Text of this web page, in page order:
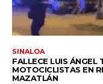
SINALOA
FALLECE LUIS ÁNGEL
MOTOCICLISTAS EN
MAZATLÁN